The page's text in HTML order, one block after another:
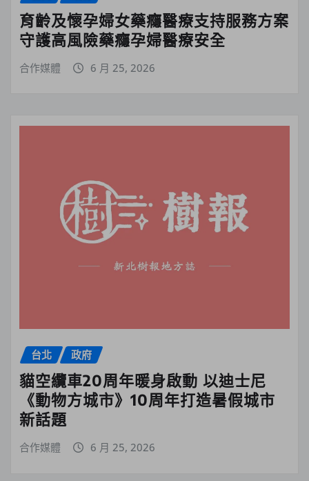
育齡及懷孕婦女藥癮醫療支持服務方案
守護高風險藥癮孕婦醫療安全
合作媒體 6 月 25, 2026
台北 政府
貓空纜車20周年暖身啟動 以迪士尼
《動物方城市》10周年打造暑假城市
新話題
合作媒體 6 月 25, 2026